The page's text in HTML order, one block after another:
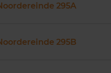
295A
295B